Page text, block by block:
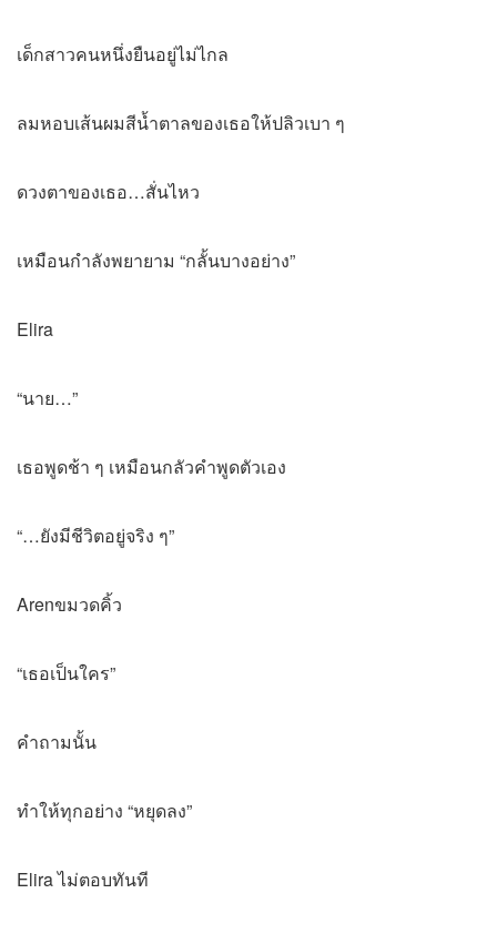
เด็กสาวคนหนึ่งยืนอยู่ไม่ไกล
ลมหอบเส้นผมสีน้ำตาลของเธอให้ปลิวเบา ๆ
ดวงตาของเธอ…สั่นไหว
เหมือนกำลังพยายาม “กลั้นบางอย่าง”
Elira
“นาย…”
เธอพูดช้า ๆ เหมือนกลัวคำพูดตัวเอง
“…ยังมีชีวิตอยู่จริง ๆ”
Arenขมวดคิ้ว
“เธอเป็นใคร”
คำถามนั้น
ทำให้ทุกอย่าง “หยุดลง”
Elira ไม่ตอบทันที